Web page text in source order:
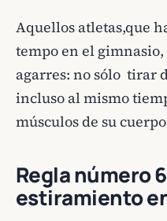
Aquellos atletas,que
tempo en el
agarres: no sólo tirar
incluso al mismo
músculos de su
Regla número
estiramiento